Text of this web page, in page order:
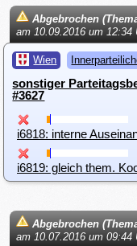
Abgebrochen
am 10.09.2016 um 12:34
Wien
sonstiger
#3627
Abgebrochen
am 10.07.2016 um 09:44